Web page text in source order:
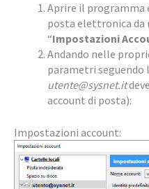
Aprire il programma
posta elettronica da
“Impostazioni
Andando nelle
parametri
utente@sysnet.it
account di posta):
Impostazioni account: